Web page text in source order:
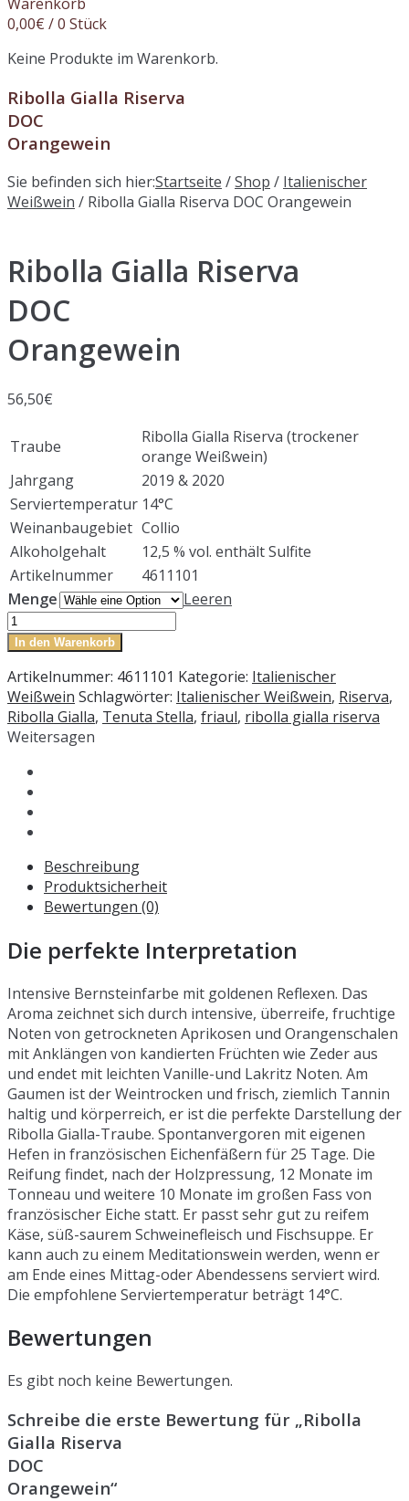
Warenkorb
0,00€ / 0 Stück
Keine Produkte im Warenkorb.
Ribolla Gialla Riserva
DOC
Orangewein
Sie befinden sich hier:Startseite /Shop / Italienischer
Weißwein / Ribolla Gialla Riserva DOC Orangewein
Ribolla Gialla Riserva
DOC
Orangewein
56,50€
Traube
Ribolla Gialla Riserva (trockener
orange Weißwein)
Jahrgang
2019 & 2020
Serviertemperatur 14°C
Weinanbaugebiet Collio
Alkoholgehalt
12,5 % vol. enthält Sulfite
Artikelnummer
4611101
Menge
Leeren
Ribolla
Gialla
DOC
Orangewein
Menge
In den Warenkorb
Artikelnummer: 4611101 Kategorie: Italienischer
Weißwein Schlagwörter: Italienischer Weißwein, Riserva,
Ribolla Gialla, Tenuta Stella, friaul, ribolla gialla riserva
Weitersagen
Beschreibung
Produktsicherheit
Bewertungen (0)
Die perfekte Interpretation
Intensive Bernsteinfarbe mit goldenen Reflexen. Das
Aroma zeichnet sich durch intensive, überreife, fruchtige
Noten von getrockneten Aprikosen und Orangenschalen
mit Anklängen von kandierten Früchten wie Zeder aus
und endet mit leichten Vanille-und Lakritz Noten. Am
Gaumen ist der Weintrocken und frisch, ziemlich Tannin
haltig und körperreich, er ist die perfekte Darstellung der
Ribolla Gialla-Traube. Spontanvergoren mit eigenen
Hefen in französischen Eichenfäßern für 25 Tage. Die
Reifung findet, nach der Holzpressung, 12 Monate im
Tonneau und weitere 10 Monate im großen Fass von
französischer Eiche statt. Er passt sehr gut zu reifem
Käse, süß-saurem Schweinefleisch und Fischsuppe. Er
kann auch zu einem Meditationswein werden, wenn er
am Ende eines Mittag-oder Abendessens serviert wird.
Die empfohlene Serviertemperatur beträgt 14°C.
Bewertungen
Es gibt noch keine Bewertungen.
Schreibe die erste Bewertung für „Ribolla
Gialla Riserva
DOC
Orangewein“